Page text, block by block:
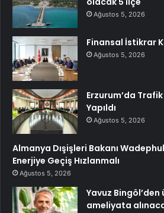
Ağustos 5, 2026
Finansal İstikrar
Ağustos 5, 2026
Erzurum’da
Yapıldı
Ağustos 5, 2026
Almanya Dışişleri Bakanı
Enerjiye Geçiş Hızlanmalı
Ağustos 5, 2026
Yavuz
ameliyata